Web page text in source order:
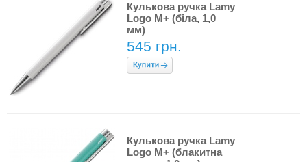
Кулькова ручка Lamy
Logo M+ (біла, 1,0
мм)
545 грн.
Кулькова ручка Lamy
Logo M+ (блакитна